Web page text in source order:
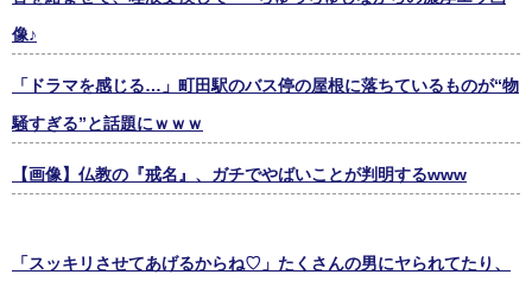
像♪
「ドラマを感じる…」町田駅のバス停の屋根に落ちているものが“物
騒すぎる”と話題にｗｗｗ
【画像】仏教の『戒名』、ガチでやばいことが判明するwww
「スッキリさせてあげるからね♡」たくさんの男にヤられてたり、